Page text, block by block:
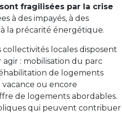
sont fragilisées par la crise
à des impayés, à des
à la précarité énergétique.
collectivités locales disposent
agir : mobilisation du parc
de logements
vacance ou encore
de logements abordables.
qui peuvent contribuer